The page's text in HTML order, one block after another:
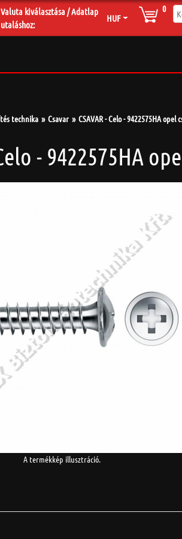
Valuta kiválasztása / Adatlap
utaláshoz:
HUF
0
technika Csavar CSAVAR - Celo - 9422575HA
- 9422575HA
A termékkép illusztráció.